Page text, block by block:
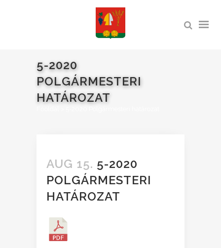
5-2020
POLGÁRMESTERI
HATÁROZAT
AUG 15. 5-2020
POLGÁRMESTERI
HATÁROZAT